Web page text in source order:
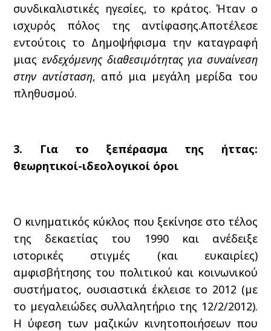
συνδικαλιστικές ηγεσίες, το κράτος. Ήταν ο
ισχυρός πόλος της αντίφασης.Αποτέλεσε
εντούτοις το Δημοψήφισμα την καταγραφή
μιας ενδεχόμενης διαθεσιμότητας για συναίνεση
στην αντίσταση, από μια μεγάλη μερίδα του
πληθυσμού.
3. Για το ξεπέρασμα της ήττας:
θεωρητικοί-ιδεολογικοί όροι
Ο κινηματικός κύκλος που ξεκίνησε στο τέλος
της δεκαετίας του 1990 και ανέδειξε
ιστορικές στιγμές (και ευκαιρίες)
αμφισβήτησης του πολιτικού και κοινωνικού
συστήματος, ουσιαστικά έκλεισε το 2012 (με
το μεγαλειώδες συλλαλητήριο της 12/2/2012).
Η ύφεση των μαζικών κινητοποιήσεων που